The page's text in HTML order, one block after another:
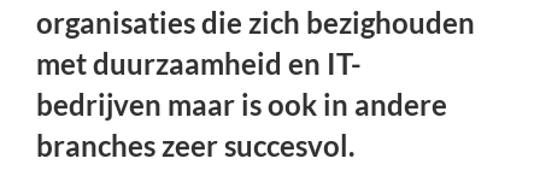
organisaties die zich bezighouden
met duurzaamheid en IT-
bedrijven maar is ook in andere
branches zeer succesvol.